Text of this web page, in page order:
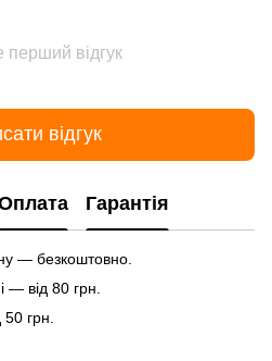
перший відгук
відгук
Гарантія
— безкоштовно.
від 80 грн.
грн.